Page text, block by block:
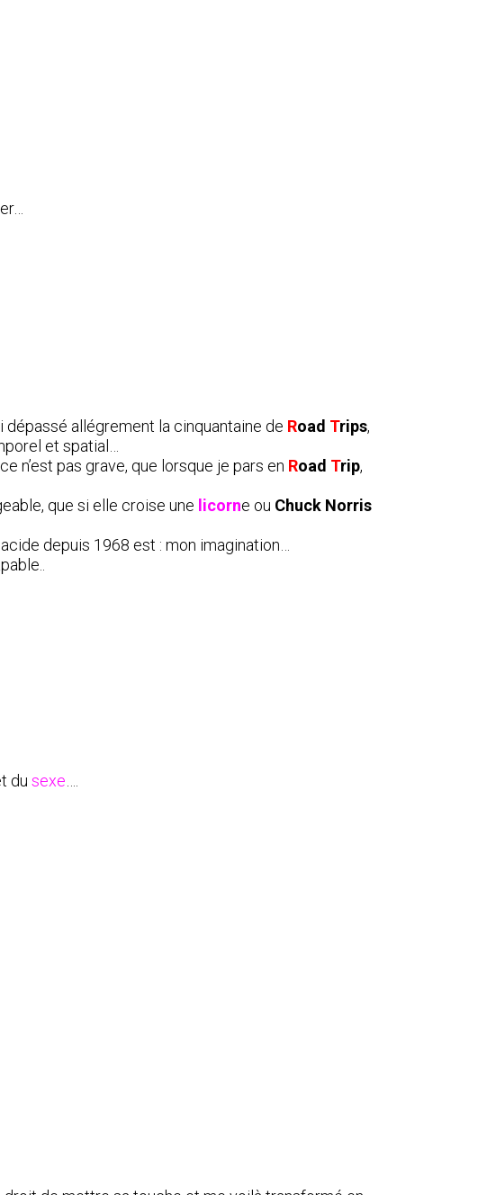
dépassé allégrement la cinquantaine de Road Trips,
et spatial…
n’est pas grave, que lorsque je pars en Road Trip,
que si elle croise une licorne ou Chuck Norris
depuis 1968 est : mon imagination…
du sexe